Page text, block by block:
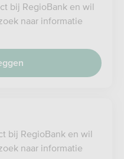
bij RegioBank en wil
naar informatie
bij RegioBank en wil
naar informatie